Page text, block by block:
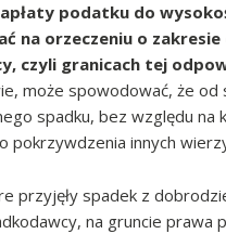
podatku do
na orzeczeniu o
czyli granicach tej
może spowodować, że od
spadku, bez względu na
innych
przyjęły spadek z
na gruncie